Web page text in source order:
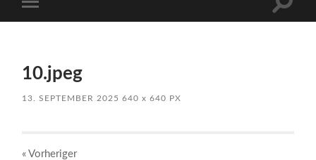
Menü
10.jpeg
13. SEPTEMBER 2025 640x 640 PX
« Vorheriger